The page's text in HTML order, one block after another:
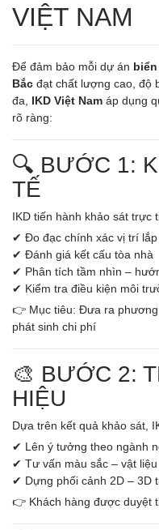
VIỆT NAM
Để đảm bảo mỗi dự án
Bắc đạt chất lượng cao, độ
đa, IKD Việt Nam áp dụng
rõ ràng:
🔍 BƯỚC 1:
TẾ
IKD tiến hành khảo sát trực
✔ Đo đạc chính xác vị trí
✔ Đánh giá kết cấu tòa nhà
✔ Phân tích tầm nhìn –
✔ Kiểm tra điều kiện môi
👉 Mục tiêu: Đưa ra
phát sinh chi phí
🎨 BƯỚC 2:
HIỆU
Dựa trên kết quả khảo sát,
✔ Lên ý tưởng theo ngành
✔ Tư vấn màu sắc – vật
✔ Dựng phối cảnh 2D – 3D
👉 Khách hàng được duyệt